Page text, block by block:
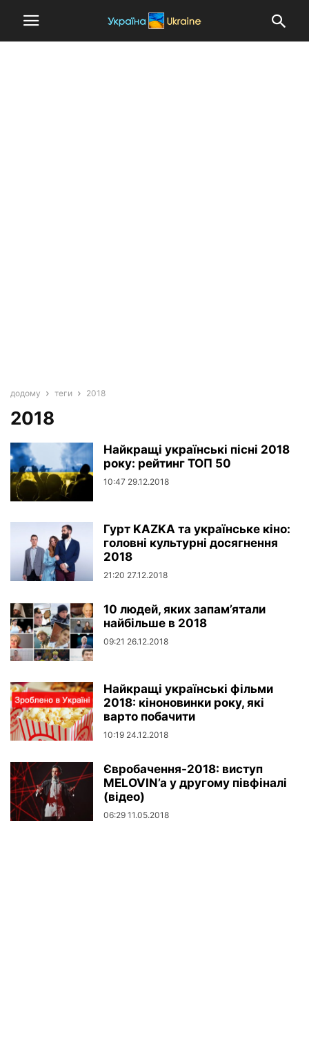
додому теги 2018
2018
Найкращі українські пісні 2018
року: рейтинг ТОП 50
10:47 29.12.2018
Гурт KAZKA та українське кіно:
головні культурні досягнення
2018
21:20 27.12.2018
10 людей, яких запам’ятали
найбільше в 2018
09:21 26.12.2018
Найкращі українські фільми
2018: кіноновинки року, які
варто побачити
10:19 24.12.2018
Євробачення-2018: виступ
MELOVIN’a у другому півфіналі
(відео)
06:29 11.05.2018